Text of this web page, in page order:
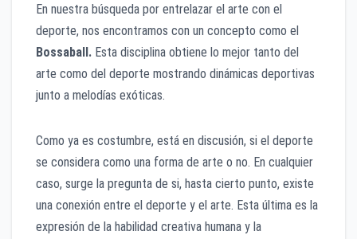
En nuestra búsqueda por entrelazar el arte con el
deporte, nos encontramos con un concepto como el
Bossaball. Esta disciplina obtiene lo mejor tanto del
arte como del deporte mostrando dinámicas deportivas
junto a melodías exóticas.
Como ya es costumbre, está en discusión, si el deporte
se considera como una forma de arte o no. En cualquier
caso, surge la pregunta de si, hasta cierto punto, existe
una conexión entre el deporte y el arte. Esta última es la
expresión de la habilidad creativa humana y la